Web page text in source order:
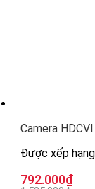
Camera
Được xếp hạng
Giá
792.000₫
Giá